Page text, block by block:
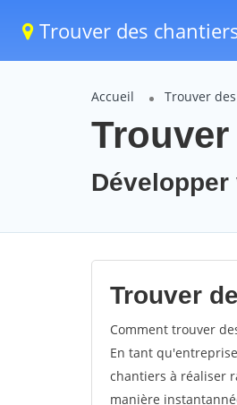
Trouver des
Accueil Trouver
Trouver
Comment trouver
En tant
chantiers à réaliser
manière